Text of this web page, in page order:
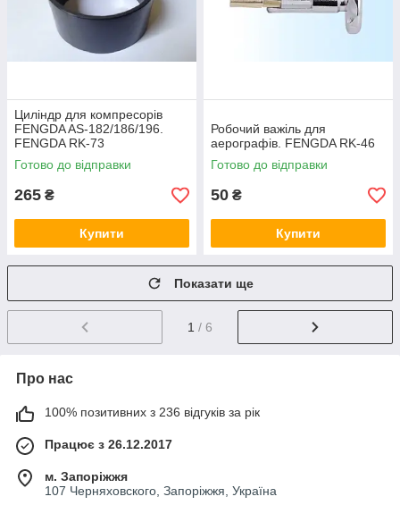
Циліндр для компресорів
FENGDA AS-182/186/196.
FENGDA RK-73
Готово до відправки
265 ₴
Купити
Робочий важіль для
аерографів. FENGDA RK-46
Готово до відправки
50 ₴
Купити
Показати ще
1 / 6
Про нас
100% позитивних з 236 відгуків за рік
Працює з 26.12.2017
м. Запоріжжя
107 Черняховского, Запоріжжя, Україна